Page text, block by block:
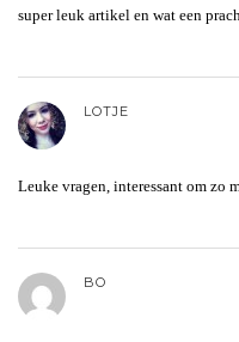
super leuk artikel en wat een
LOTJE
Leuke vragen, interessant om zo
BO